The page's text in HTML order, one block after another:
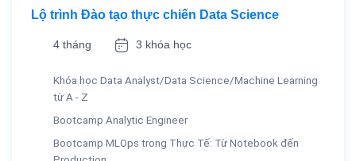
Lộ trình Đào tạo thực chiến Data Science
4 tháng 3 khóa học
Khóa học Data Analyst/Data Science/Machine Learning
từ A - Z
Bootcamp Analytic Engineer
Bootcamp MLOps trong Thực Tế: Từ Notebook đến